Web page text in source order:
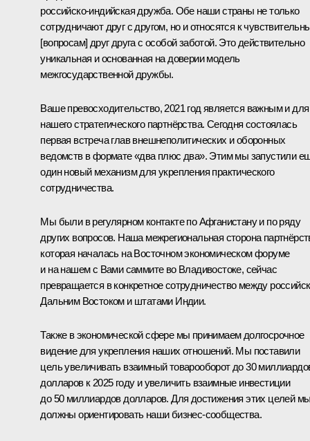
российско-индийская дружба. Обе наши страны не только
сотрудничают друг с другом, но и относятся к
[вопросам] друг друга с особой заботой. Это действительно
уникальная и основанная на доверии модель
межгосударственной дружбы.
Ваше превосходительство, 2021 год является важным и для
нашего стратегического партнёрства. Сегодня состоялась
первая встреча глав внешнеполитических и оборонных
ведомств в формате «два плюс два». Этим мы запустили
один новый механизм для укрепления практического
сотрудничества.
Мы были в регулярном контакте по Афганистану и по ряду
других вопросов. Наша межрегиональная сторона
которая началась на Восточном экономическом форуме
и на нашем с Вами саммите во Владивостоке, сейчас
превращается в конкретное сотрудничество между
Дальним Востоком и штатами Индии.
Также в экономической сфере мы принимаем долгосрочное
видение для укрепления наших отношений. Мы поставили
цель увеличивать взаимный товарооборот до 30
долларов к 2025 году и увеличить взаимные инвестиции
до 50 миллиардов долларов. Для достижения этих целей
должны ориентировать наши бизнес-сообщества.